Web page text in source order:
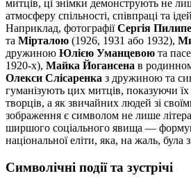
митців, ці знімки демонструють не
атмосферу спільності, співпраці та
Наприклад, фотографіїСергія
та Мірталою (1926, 1931 або 1932),
дружиною Юлією Уманцевою та
1920-х), Майка Йогансена в
Олекси Слісаренка з дружиною та
гуманізують цих митців, показуючи
творців, а як звичайних людей зі
зображення є символом не лише
ширшого соціального явища —
національної еліти, яка, на жаль, була
Символічні події та зустрічі